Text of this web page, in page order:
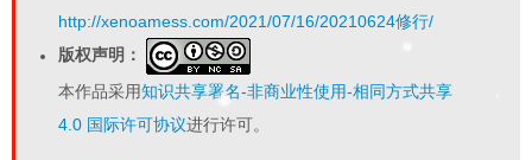
http://xenoamess.com/2021/07/16/20210624修行/
版权声明：
本作品采用知识共享署名-非商业性使用-相同方式共享
4.0 国际许可协议进行许可。